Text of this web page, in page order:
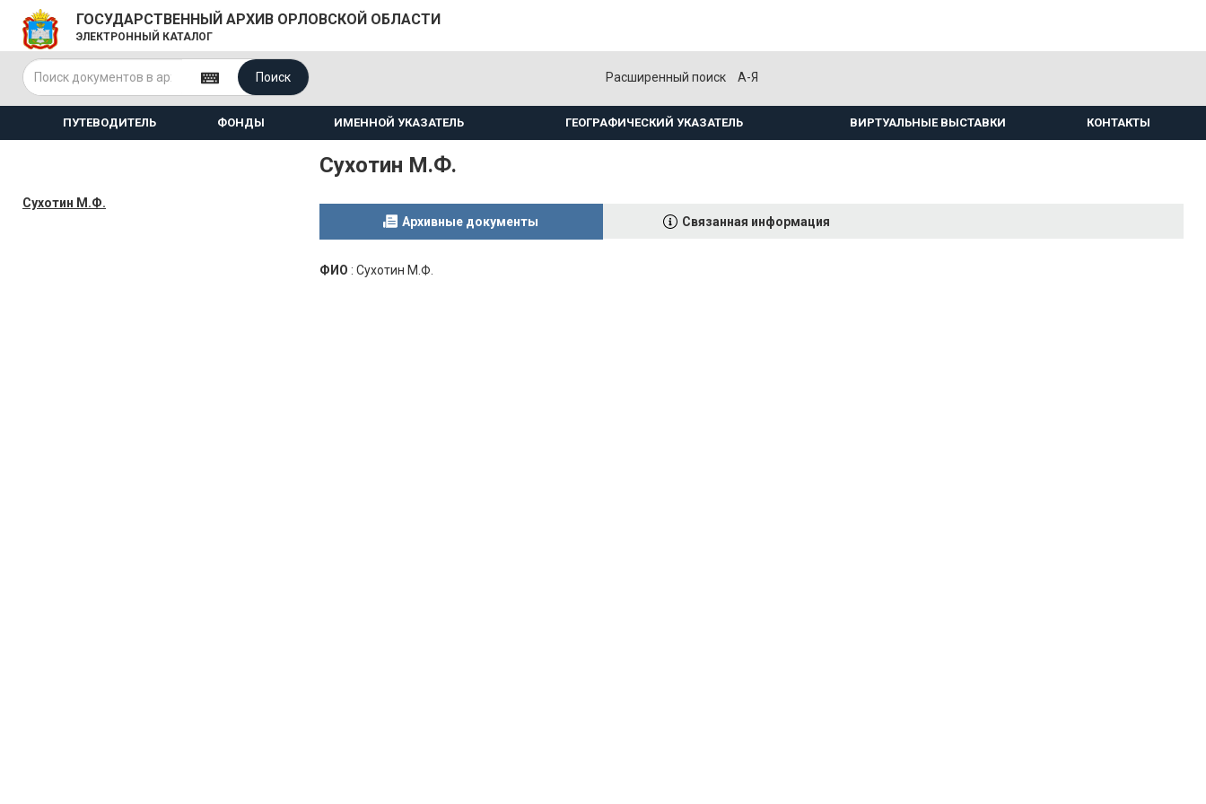
ГОСУДАРСТВЕННЫЙ АРХИВ ОРЛОВСКОЙ ОБЛАСТИ
ЭЛЕКТРОННЫЙ КАТАЛОГ
Поиск Расширенный поиск А-Я
ПУТЕВОДИТЕЛЬ ФОНДЫ ИМЕННОЙ УКАЗАТЕЛЬ ГЕОГРАФИЧЕСКИЙ УКАЗАТЕЛЬ ВИРТУАЛЬНЫЕ ВЫСТАВКИ КОНТАКТЫ
Сухотин М.Ф.
Сухотин М.Ф.
Архивные документы Связанная информация
ФИО : Сухотин М.Ф.